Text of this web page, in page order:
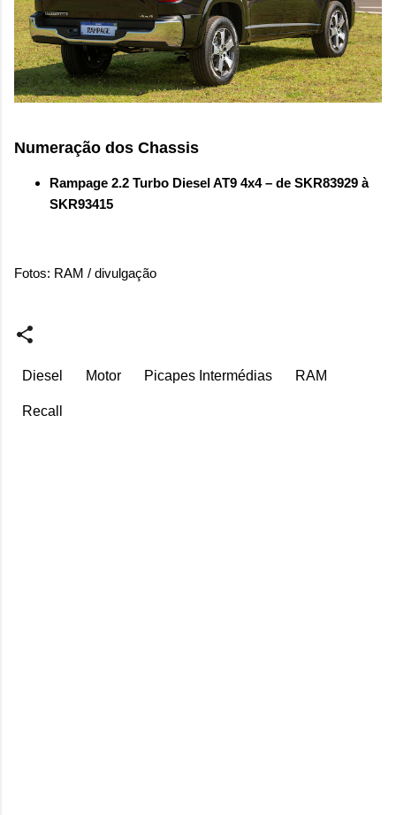
Numeração dos Chassis
Rampage 2.2 Turbo Diesel AT9 4x4 – de SKR83929 à
SKR93415
Fotos: RAM / divulgação
Diesel Motor Picapes Intermédias RAM
Recall